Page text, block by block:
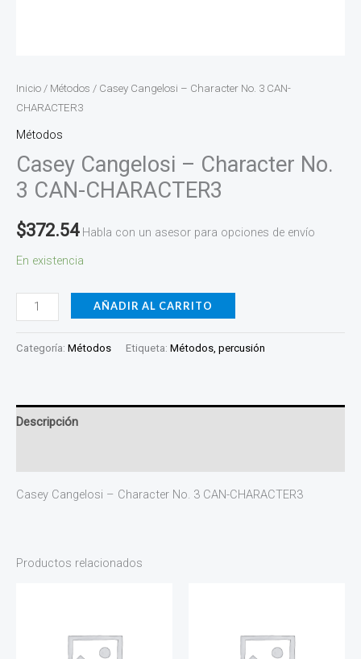
Inicio / Métodos / Casey Cangelosi – Character No. 3 CAN-
CHARACTER3
Métodos
Casey Cangelosi – Character No.
3 CAN-CHARACTER3
$372.54 Habla con un asesor para opciones de envío
En existencia
AÑADIR AL CARRITO
Categoría: Métodos Etiqueta: Métodos, percusión
Descripción
Casey Cangelosi – Character No. 3 CAN-CHARACTER3
Productos relacionados